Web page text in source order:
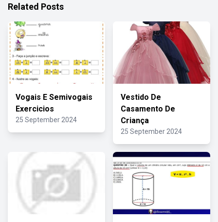
Related Posts
Vogais E Semivogais
Exercicios
25 September 2024
Vestido De
Casamento De
Criança
25 September 2024